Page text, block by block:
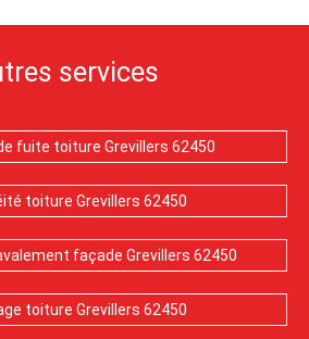
services
fuite toiture Grevillers 62450
toiture Grevillers 62450
façade Grevillers 62450
toiture Grevillers 62450